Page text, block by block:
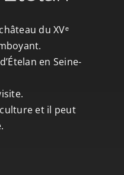
du XVᵉ
en Seine-
et il peut